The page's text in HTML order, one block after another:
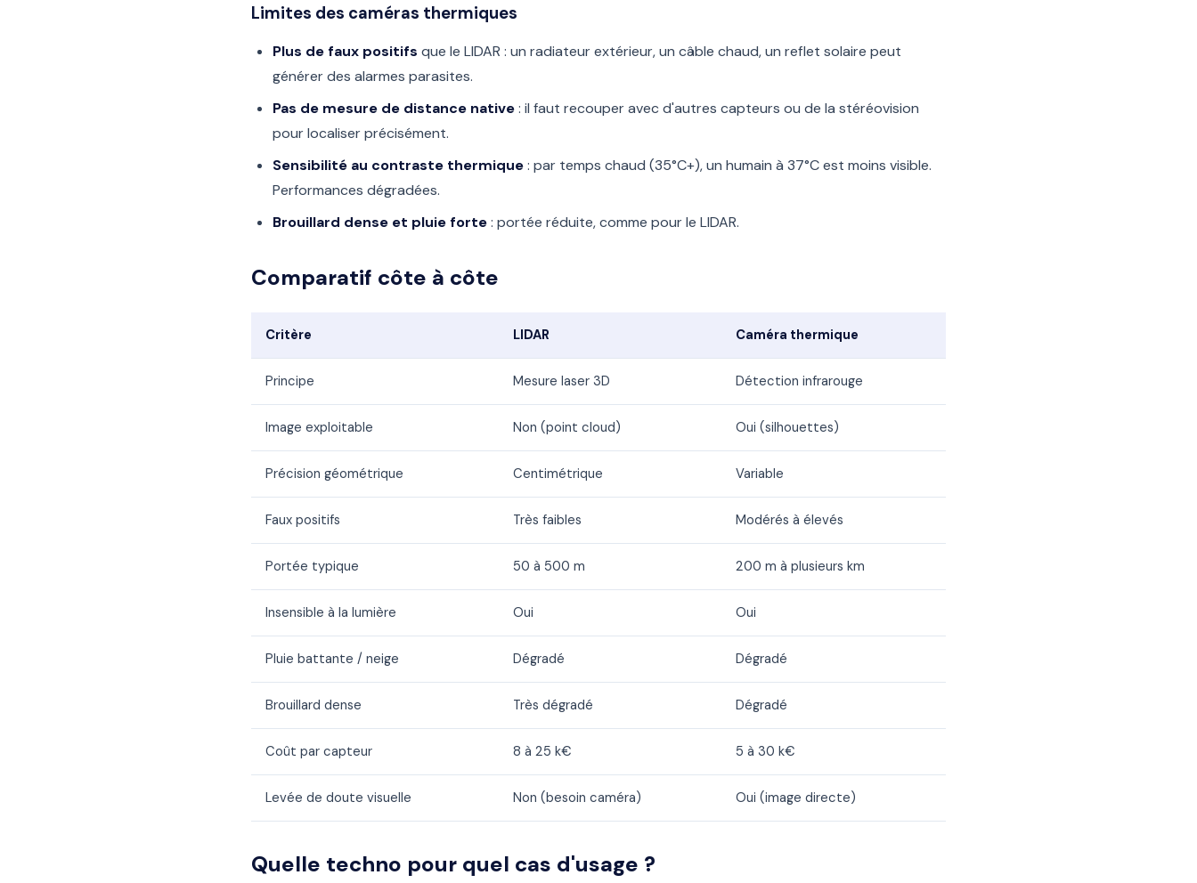
Limites des caméras thermiques
Plus de faux positifs que le LIDAR : un radiateur extérieur, un câble chaud, un reflet solaire peut
générer des alarmes parasites.
Pas de mesure de distance native: il faut recouper avec d'autres capteurs ou de la stéréovision
pour localiser précisément.
Sensibilité au contraste thermique: par temps chaud (35°C+), un humain à 37°C est moins visible.
Performances dégradées.
Brouillard dense et pluie forte: portée réduite, comme pour le LIDAR.
Comparatif côte à côte
Critère LIDAR Caméra thermique
Principe Mesure laser 3D Détection infrarouge
Image exploitable Non (point cloud) Oui (silhouettes)
Précision géométrique Centimétrique Variable
Faux positifs Très faibles Modérés à élevés
Portée typique 50 à 500 m 200 m à plusieurs km
Insensible à la lumière Oui Oui
Pluie battante / neige Dégradé Dégradé
Brouillard dense Très dégradé Dégradé
Coût par capteur 8 à 25 k€ 5 à 30 k€
Levée de doute visuelle Non (besoin caméra) Oui (image directe)
Quelle techno pour quel cas d'usage ?